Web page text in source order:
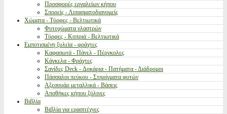
Προσφορές εργαλείων κήπου
Σπορείς - Λιπασματοδιανομείς
Χώματα - Τύρφες - Βελτιωτικά
Φυτοχώματα γλαστρών
Τύρφες - Κοπριά - Βελτιωτικά
Εμποτισμένη ξυλεία - φράχτες
Καφασωτά - Πάνελ - Πέργκολες
Κάγκελα - Φράχτες
Σανίδες Deck - Δοκάρια - Πατήματα - Διάδρομοι
Πάσσαλοι πεύκου - Στηρίγματα φυτών
Αξεσουάρ μεταλλικά - Βάσεις
Αποθήκες κήπου ξύλινες
Βιβλία
Βιβλία για ερασιτέχνες